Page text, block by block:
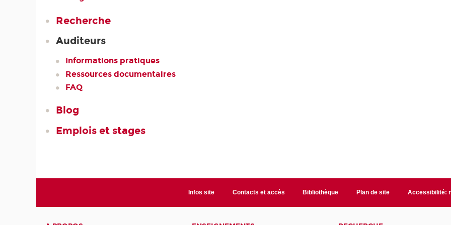
Recherche
Auditeurs
Informations pratiques
Ressources documentaires
FAQ
Blog
Emplois et stages
Infos site Contacts et accès Bibliothèque Plan de site Accessibilité: